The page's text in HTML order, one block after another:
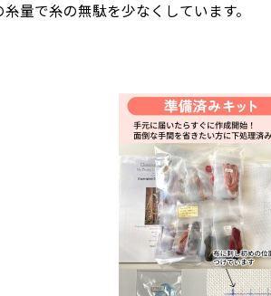
量で糸の無駄を少なくしています。